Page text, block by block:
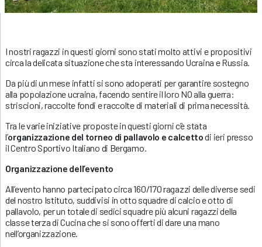
I nostri ragazzi in questi giorni sono stati molto attivi e propositivi
circa la delicata situazione che sta interessando Ucraina e Russia.
Da più di un mese infatti si sono adoperati per garantire sostegno
alla popolazione ucraina, facendo sentire il loro NO alla guerra:
striscioni, raccolte fondi e raccolte di materiali di prima necessità.
Tra le varie iniziative proposte in questi giorni c’è stata
l’organizzazione del torneo di pallavolo e calcettodi ieri presso
il Centro Sportivo Italiano di Bergamo.
Organizzazione dell’evento
All’evento hanno partecipato circa 160/170 ragazzi delle diverse sedi
del nostro Istituto, suddivisi in otto squadre di calcio e otto di
pallavolo, per un totale di sedici squadre più alcuni ragazzi della
classe terza di Cucina che si sono offerti di dare una mano
nell’organizzazione.